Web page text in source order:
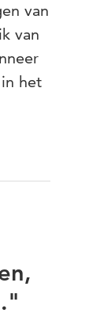
van
van
het